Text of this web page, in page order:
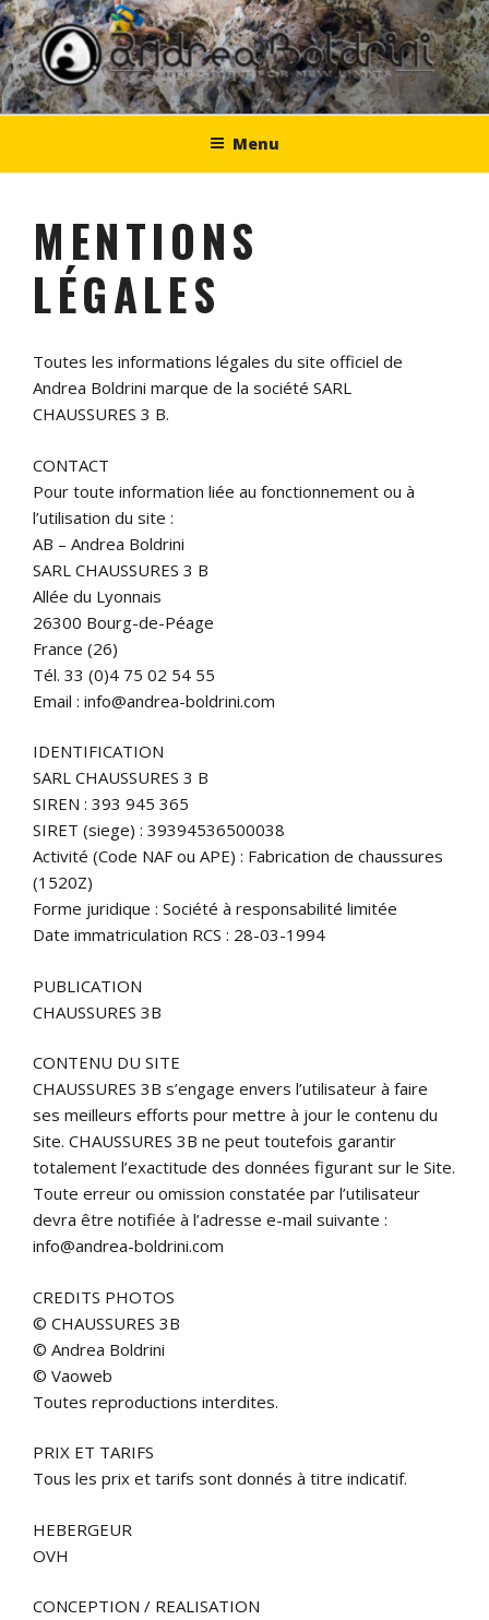
Aller
au
contenu
principal
Menu
MENTIONS
LÉGALES
Toutes les informations légales du site officiel de
Andrea Boldrini marque de la société SARL
CHAUSSURES 3 B.
CONTACT
Pour toute information liée au fonctionnement ou à
l’utilisation du site :
AB – Andrea Boldrini
SARL CHAUSSURES 3 B
Allée du Lyonnais
26300 Bourg-de-Péage
France (26)
Tél. 33 (0)4 75 02 54 55
Email : info@andrea-boldrini.com
IDENTIFICATION
SARL CHAUSSURES 3 B
SIREN : 393 945 365
SIRET (siege) : 39394536500038
Activité (Code NAF ou APE) : Fabrication de chaussures
(1520Z)
Forme juridique : Société à responsabilité limitée
Date immatriculation RCS : 28-03-1994
PUBLICATION
CHAUSSURES 3B
CONTENU DU SITE
CHAUSSURES 3B s’engage envers l’utilisateur à faire
ses meilleurs efforts pour mettre à jour le contenu du
Site. CHAUSSURES 3B ne peut toutefois garantir
totalement l’exactitude des données figurant sur le Site.
Toute erreur ou omission constatée par l’utilisateur
devra être notifiée à l’adresse e-mail suivante :
info@andrea-boldrini.com
CREDITS PHOTOS
© CHAUSSURES 3B
© Andrea Boldrini
© Vaoweb
Toutes reproductions interdites.
PRIX ET TARIFS
Tous les prix et tarifs sont donnés à titre indicatif.
HEBERGEUR
OVH
CONCEPTION / REALISATION